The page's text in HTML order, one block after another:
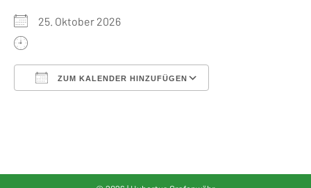
25. Oktober 2026
ZUM KALENDER HINZUFÜGEN